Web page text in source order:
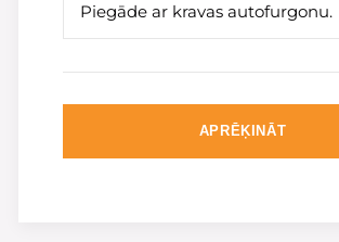
Piegāde ar kravas autofurgonu.
APRĒĶINĀT